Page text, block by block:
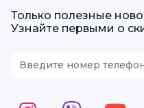
Только полезные
Узнайте первыми о